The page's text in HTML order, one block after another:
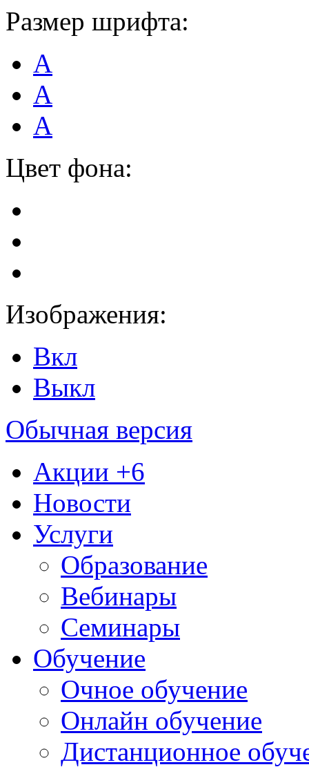
Размер шрифта:
А
А
А
Цвет фона:
Изображения:
Вкл
Выкл
Обычная версия
Акции +6
Новости
Услуги
Образование
Вебинары
Семинары
Обучение
Очное обучение
Онлайн обучение
Дистанционное